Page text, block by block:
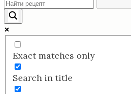
Exact matches only
Search in title